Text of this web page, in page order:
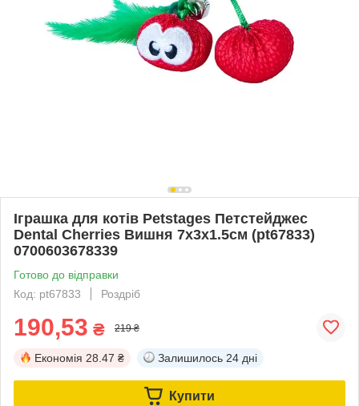
Іграшка для котів Petstages Петстейджес
Dental Cherries Вишня 7х3х1.5см (pt67833)
0700603678339
Готово до відправки
Код: pt67833
Роздріб
190,53 ₴ 219 ₴
Економія 28.47 ₴ Залишилось 24 дні
Купити